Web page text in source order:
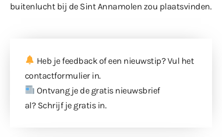
buitenlucht bij de Sint Annamolen zou plaatsvinden.
Heb je feedback of een nieuwstip? Vul het
contactformulierin.
Ontvang je de gratis nieuwsbrief
al? Schrijf je gratis in.